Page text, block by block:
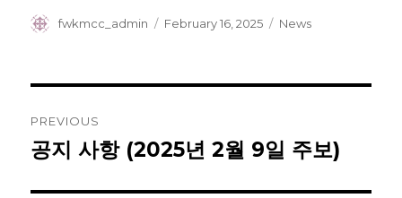
Author
fwkmcc_admin
Posted
February 16, 2025 Categories
News
navigation
PREVIOUS
Previous
공지 사항 (2025년 2월 9일 주보)